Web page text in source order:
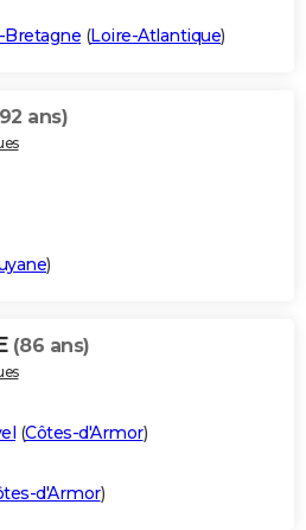
(Loire-Atlantique)
ans)
)
(86 ans)
(Côtes-d'Armor)
d'Armor)